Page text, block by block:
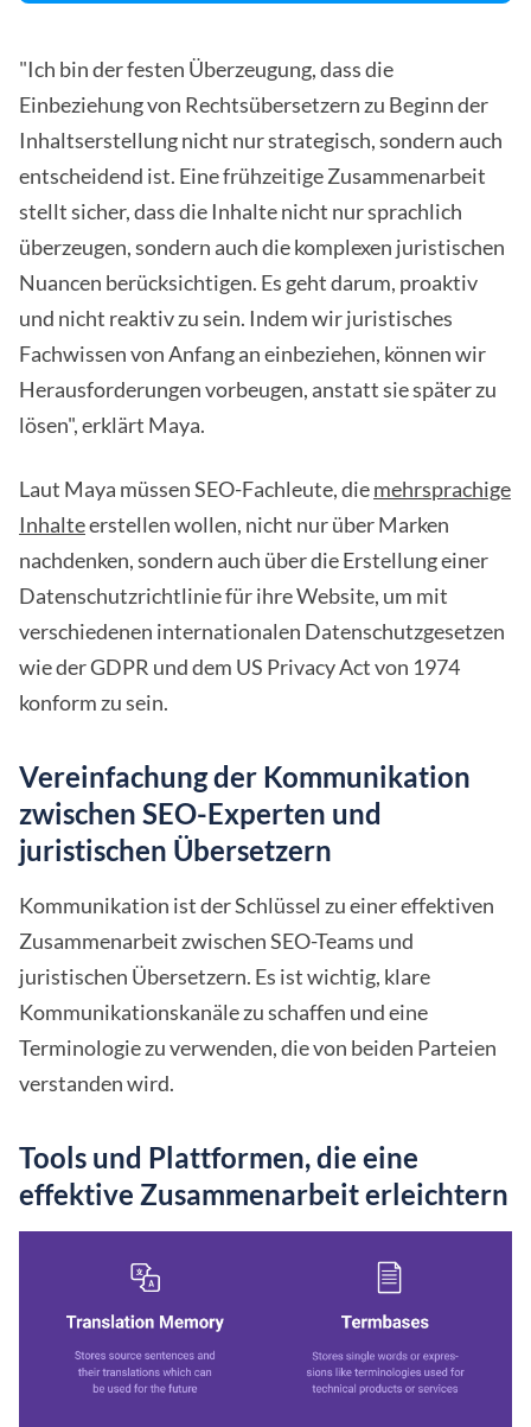
"Ich bin der festen Überzeugung, dass die
Einbeziehung von Rechtsübersetzern zu Beginn der
Inhaltserstellung nicht nur strategisch, sondern auch
entscheidend ist. Eine frühzeitige Zusammenarbeit
stellt sicher, dass die Inhalte nicht nur sprachlich
überzeugen, sondern auch die komplexen juristischen
Nuancen berücksichtigen. Es geht darum, proaktiv
und nicht reaktiv zu sein. Indem wir juristisches
Fachwissen von Anfang an einbeziehen, können wir
Herausforderungen vorbeugen, anstatt sie später zu
lösen", erklärt Maya.
Laut Maya müssen SEO-Fachleute, diemehrsprachige
Inhalteerstellen wollen, nicht nur über Marken
nachdenken, sondern auch über die Erstellung einer
Datenschutzrichtlinie für ihre Website, um mit
verschiedenen internationalen Datenschutzgesetzen
wie der GDPR und dem US Privacy Act von 1974
konform zu sein.
Vereinfachung der Kommunikation
zwischen SEO-Experten und
juristischen Übersetzern
Kommunikation ist der Schlüssel zu einer effektiven
Zusammenarbeit zwischen SEO-Teams und
juristischen Übersetzern. Es ist wichtig, klare
Kommunikationskanäle zu schaffen und eine
Terminologie zu verwenden, die von beiden Parteien
verstanden wird.
Tools und Plattformen, die eine
effektive Zusammenarbeit erleichtern